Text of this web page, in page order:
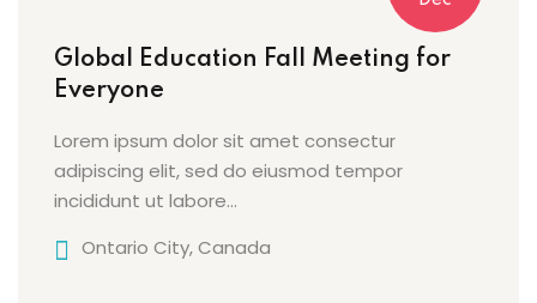
Global Education Fall Meeting for
Everyone
Lorem ipsum dolor sit amet consectur
adipiscing elit, sed do eiusmod tempor
incididunt ut labore…
Ontario City, Canada